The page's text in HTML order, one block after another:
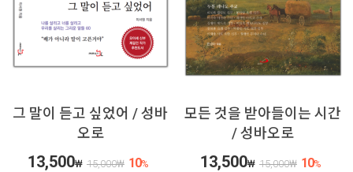
그 말이 듣고 싶었어 / 성바
오로
13,500₩ 15,000₩ 10%
모든 것을 받아들이는 시간
/ 성바오로
13,500₩ 15,000₩ 10%